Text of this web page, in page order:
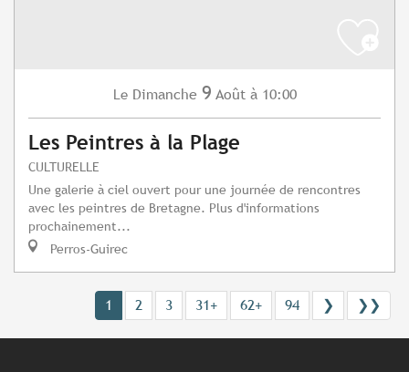
Le Dimanche 9 Août à 10:00
Les Peintres à la Plage
CULTURELLE
Une galerie à ciel ouvert pour une journée de rencontres
avec les peintres de Bretagne. Plus d'informations
prochainement...
Perros-Guirec
1 2 3 31+ 62+ 94 ❯ ❯❯